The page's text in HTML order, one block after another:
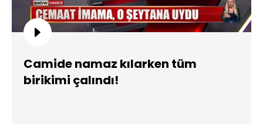
Camide namaz kılarken tüm
birikimi çalındı!